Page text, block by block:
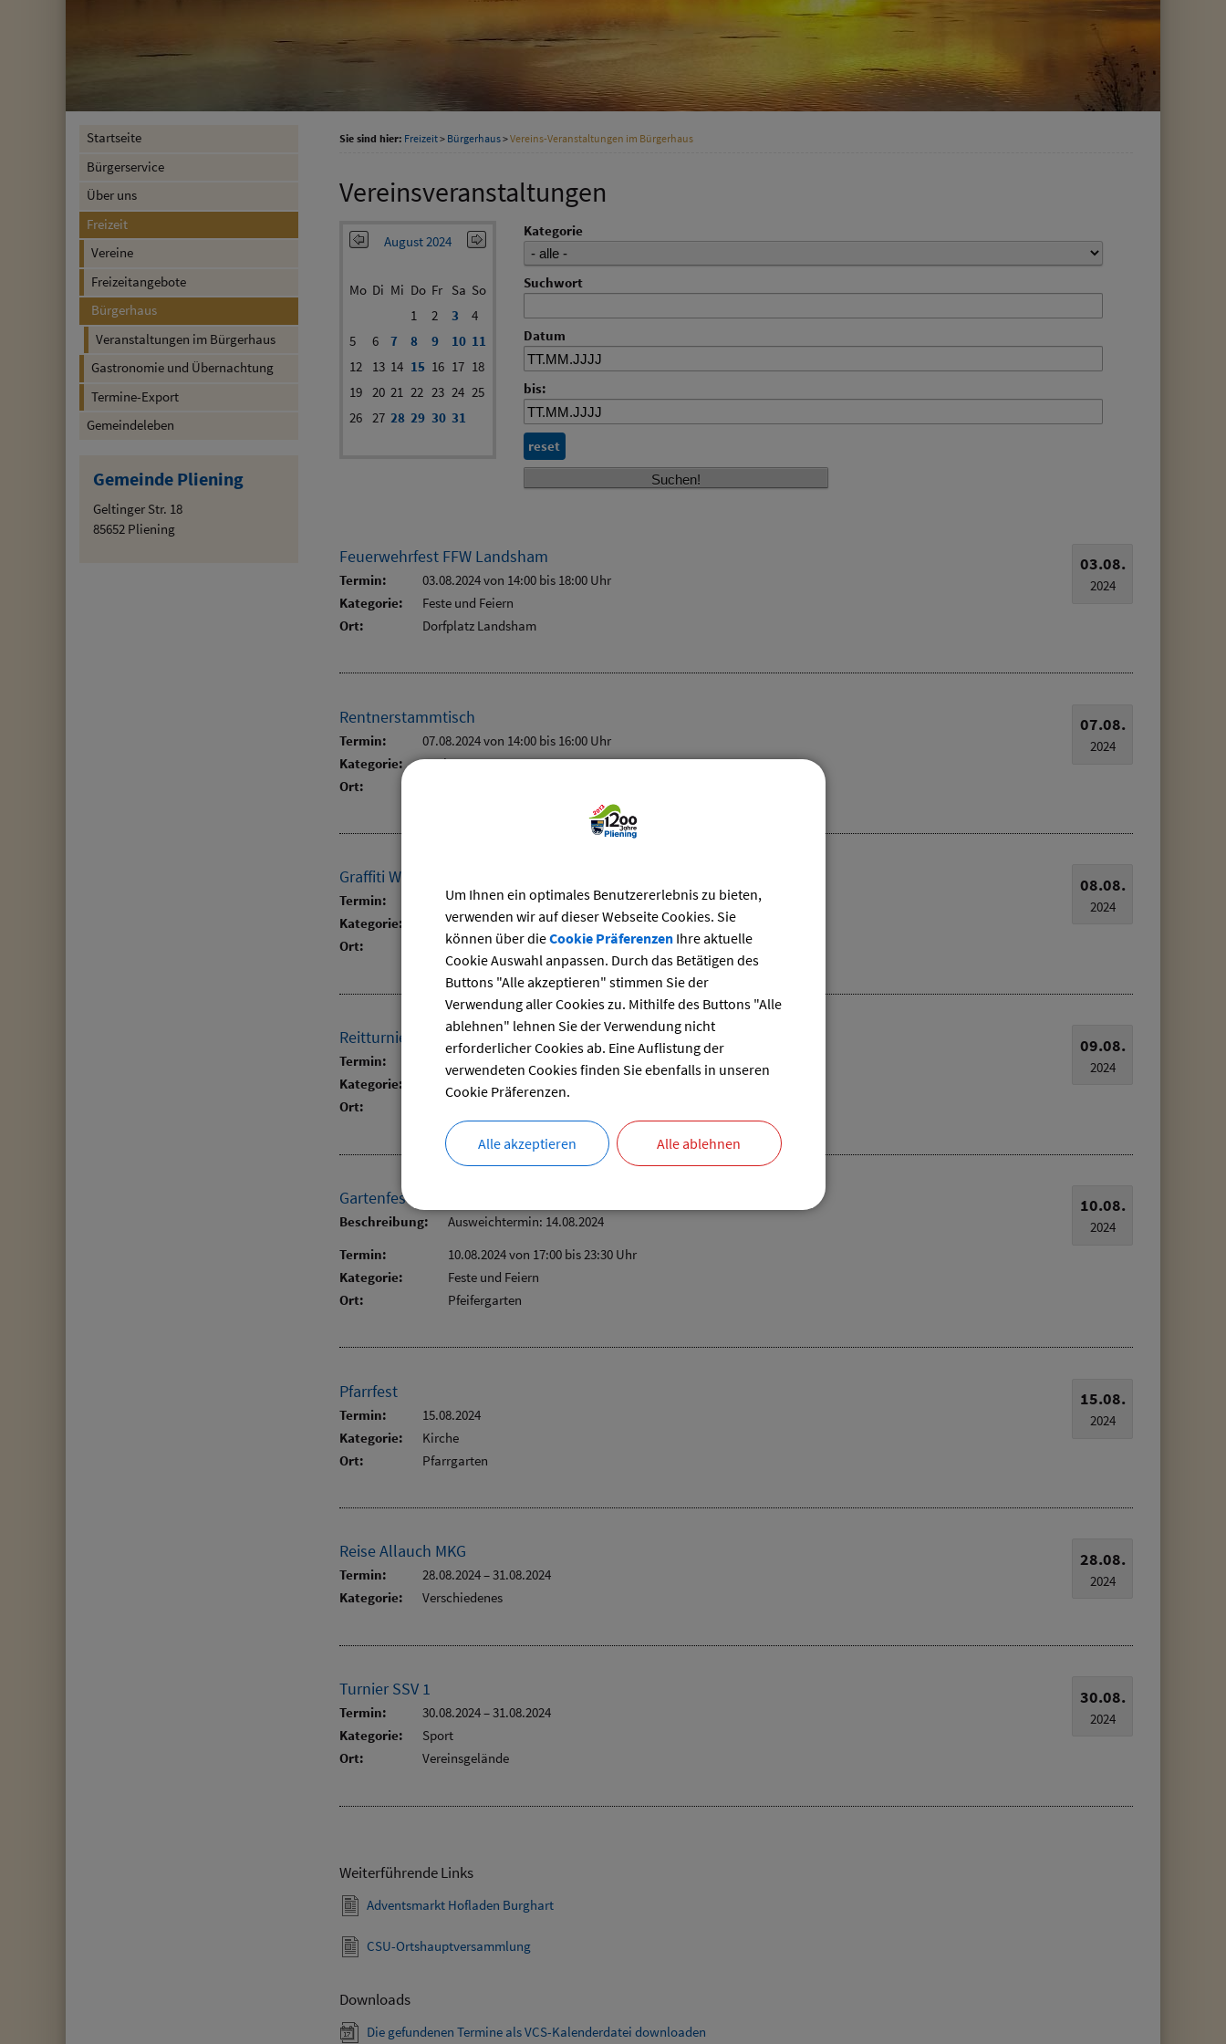
Startseite
Bürgerservice
Über uns
Freizeit
Vereine
Freizeitangebote
Bürgerhaus
Veranstaltungen im Bürgerhaus
Gastronomie und Übernachtung
Termine-Export
Gemeindeleben
Gemeinde Pliening
Geltinger Str. 18
85652 Pliening
Sie sind hier: Freizeit> Bürgerhaus>Vereins-Veranstaltungen im Bürgerhaus
Vereinsveranstaltungen
August 2024
Mo Di Mi Do Fr Sa So
1
2 3
4
5
6 7 8 9 10 11
12
13 14 15 16 17 18
19 20 21 22 23 24 25
26 27 28 29 30 31
Kategorie
Suchwort
Datum
bis:
reset
03.08.
2024
Feuerwehrfest FFW Landsham
Termin: 03.08.2024 von 14:00 bis 18:00 Uhr
Kategorie:
Feste und Feiern
Ort:
Dorfplatz Landsham
07.08.
2024
Rentnerstammtisch
Termin: 07.08.2024 von 14:00 bis 16:00 Uhr
Kategorie:
Senioren
Ort:
08.08.
2024
Graffiti Workshop
Termin: 08.08.2024 von 09:00bis 15:00 Uhr
Kategorie:
Jugend
Ort:
im Jugendraum
09.08.
2024
Reitturnier
Termin:
11.08.2024
Kategorie:
Sport
Ort:
10.08.
2024
Gartenfest im Pfeifergarten FFW Gelting
Beschreibung:
Ausweichtermin: 14.08.2024
Termin:
10.08.2024 von 17:00 bis 23:30 Uhr
Kategorie:
Feste und Feiern
Ort:
Pfeifergarten
15.08.
2024
Pfarrfest
Termin:
15.08.2024
Kategorie:
Kirche
Ort:
Pfarrgarten
28.08.
2024
Reise Allauch MKG
Termin: 28.08.2024–31.08.2024
Kategorie:
Verschiedenes
30.08.
2024
Turnier SSV 1
Termin: 30.08.2024–31.08.2024
Kategorie:
Sport
Ort:
Vereinsgelände
Weiterführende Links
Adventsmarkt Hofladen Burghart
CSU-Ortshauptversammlung
Downloads
Die gefundenen Termine als VCS-Kalenderdatei downloaden
Um Ihnen ein optimales Benutzererlebnis zu bieten,
verwenden wir auf dieser Webseite Cookies. Sie
können über dieCookie PräferenzenIhre aktuelle
Cookie Auswahl anpassen. Durch das Betätigen des
Buttons "Alle akzeptieren" stimmen Sie der
Verwendung aller Cookies zu. Mithilfe des Buttons "Alle
ablehnen" lehnen Sie der Verwendung nicht
erforderlicher Cookies ab. Eine Auflistung der
verwendeten Cookies finden Sie ebenfalls in unseren
Cookie Präferenzen.
Alle akzeptieren Alle ablehnen